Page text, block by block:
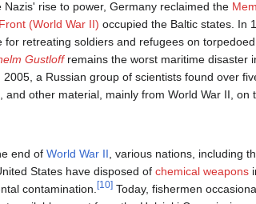
Nazis' rise to power, Germany reclaimed the
(World War II) occupied the Baltic states. In
for retreating soldiers and refugees on torpedoed
Gustloffremains the worst maritime disaster
2005, a Russian group of scientists found over
and other material, mainly from World War II, on
end of World War II, various nations, including
States have disposed of chemical weapons
contamination.
[10] Today, fishermen